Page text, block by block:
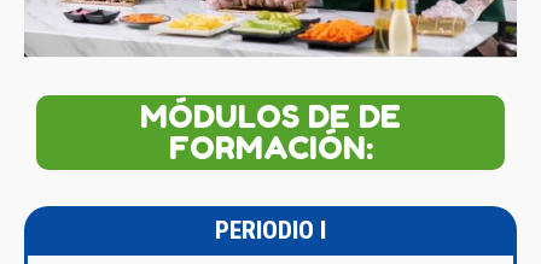
MÓDULOS DE DE
FORMACIÓN:
PERIODIO I